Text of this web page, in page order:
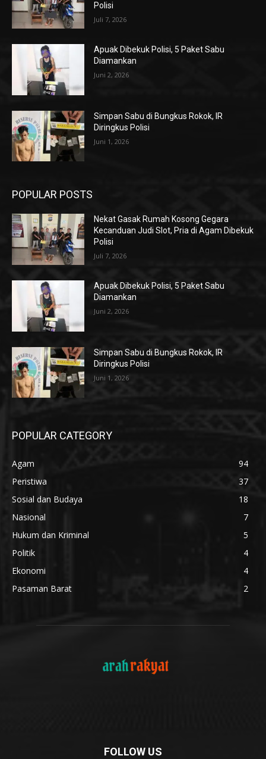
Polisi
Juli 7, 2026
Apuak Dibekuk Polisi, 5 Paket Sabu
Diamankan
Juni 2, 2026
Simpan Sabu di Bungkus Rokok, IR
Diringkus Polisi
Juni 1, 2026
POPULAR POSTS
Nekat Gasak Rumah Kosong Gegara
Kecanduan Judi Slot, Pria di Agam Dibekuk
Polisi
Juli 7, 2026
Apuak Dibekuk Polisi, 5 Paket Sabu
Diamankan
Juni 2, 2026
Simpan Sabu di Bungkus Rokok, IR
Diringkus Polisi
Juni 1, 2026
POPULAR CATEGORY
Agam
94
Peristiwa
37
Sosial dan Budaya
18
Nasional
7
Hukum dan Kriminal
5
Politik
4
Ekonomi
4
Pasaman Barat
2
FOLLOW US